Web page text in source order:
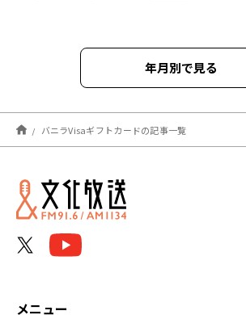
年月別で見る
2025年03月
2025年02月
2025年01月
バニラVisaギフトカードの記事一覧
メニュー